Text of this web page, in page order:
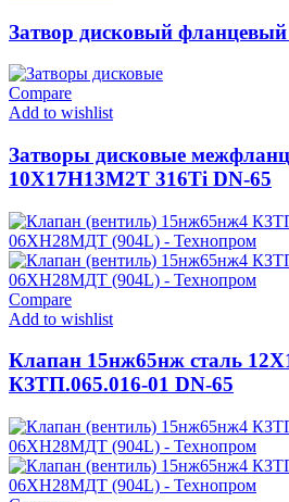
Затвор дисковый фланцевый
Compare
Add to wishlist
Затворы дисковые
10Х17Н13М2Т 316Ti DN-65
Compare
Add to wishlist
Клапан 15нж65нж сталь
КЗТП.065.016-01 DN-65